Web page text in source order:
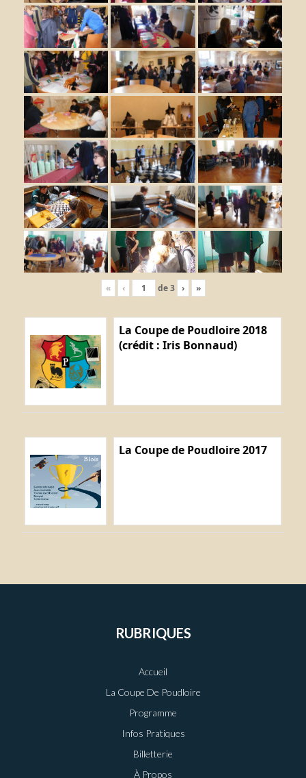
« ‹ de3 › »
La Coupe de Poudloire 2018
(crédit : Iris Bonnaud)
La Coupe de Poudloire 2017
RUBRIQUES
Accueil
La Coupe De Poudloire
Programme
Infos Pratiques
Billetterie
À Propos